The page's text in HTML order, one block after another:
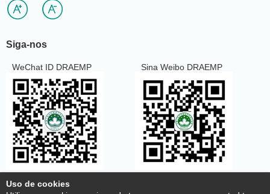
Siga-nos
WeChat ID DRAEMP Sina Weibo DRAEMP
Uso de cookies